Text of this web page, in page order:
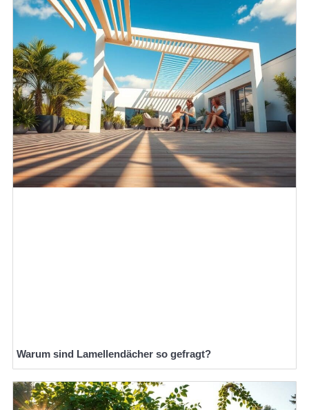
Warum sind Lamellendächer so gefragt?